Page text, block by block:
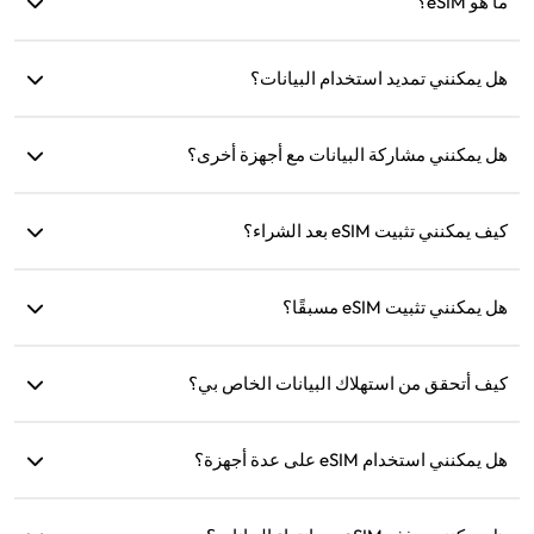
وتثبيتها، يمكنك استخدامها للاتصال بالإنترنت.
هل يمكنني تمديد استخدام البيانات؟
الحالية.
هل يمكنني مشاركة البيانات مع أجهزة أخرى؟
البيانات هو نفسه كما على هاتفك.
كيف يمكنني تثبيت eSIM بعد الشراء؟
للتثبيت.
هل يمكنني تثبيت eSIM مسبقًا؟
عند الوصول.
كيف أتحقق من استهلاك البيانات الخاص بي؟
على الموقع.
هل يمكنني استخدام eSIM على عدة أجهزة؟